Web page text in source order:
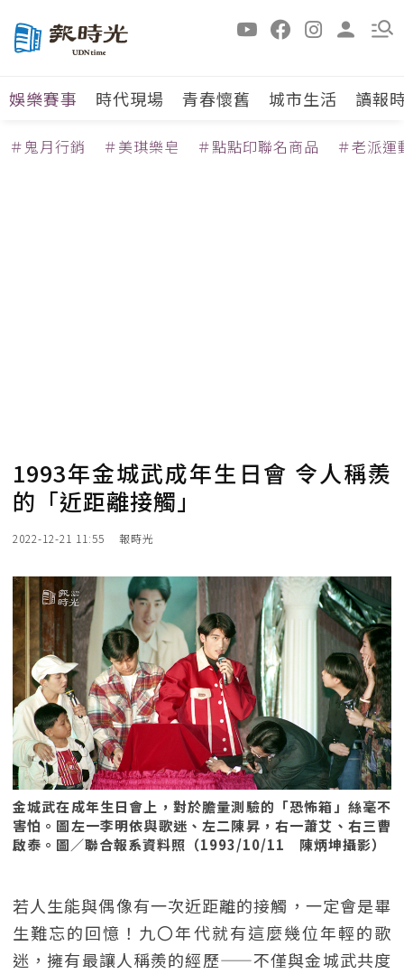
娛樂賽事 時代現場 青春懷舊 城市生活 讀報
＃鬼月行銷 ＃美琪樂皂 ＃點點印聯名商品 ＃老派運
1993年金城武成年生日會 令人稱羨
的「近距離接觸」
2022-12-21 11:55 報時光
金城武在成年生日會上，對於膽量測驗的「恐怖箱」絲毫不
害怕。圖左一李明依與歌迷、左二陳昇，右一蕭艾、右三曹
啟泰。圖／聯合報系資料照（1993/10/11 陳炳坤攝影）
若人生能與偶像有一次近距離的接觸，一定會是畢
生難忘的回憶！九〇年代就有這麼幾位年輕的歌
迷，擁有最讓人稱羨的經歷——不僅與金城武共度